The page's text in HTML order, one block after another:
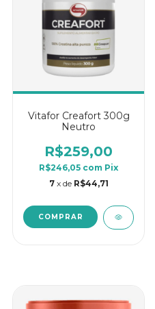
Vitafor Creafort 300g
Neutro
R$259,00
R$246,05 com Pix
7 x de R$44,71